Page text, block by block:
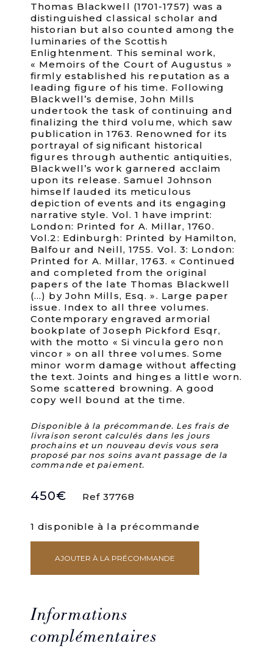
Thomas Blackwell (1701-1757) was a
distinguished classical scholar and
historian but also counted among the
luminaries of the Scottish
Enlightenment. This seminal work,
« Memoirs of the Court of Augustus »
firmly established his reputation as a
leading figure of his time. Following
Blackwell’s demise, John Mills
undertook the task of continuing and
finalizing the third volume, which saw
publication in 1763. Renowned for its
portrayal of significant historical
figures through authentic antiquities,
Blackwell’s work garnered acclaim
upon its release. Samuel Johnson
himself lauded its meticulous
depiction of events and its engaging
narrative style. Vol. 1 have imprint:
London: Printed for A. Millar, 1760.
Vol.2: Edinburgh: Printed by Hamilton,
Balfour and Neill, 1755. Vol. 3: London:
Printed for A. Millar, 1763. « Continued
and completed from the original
papers of the late Thomas Blackwell
(…) by John Mills, Esq. ». Large paper
issue. Index to all three volumes.
Contemporary engraved armorial
bookplate of Joseph Pickford Esqr,
with the motto « Si vincula gero non
vincor » on all three volumes. Some
minor worm damage without affecting
the text. Joints and hinges a little worn.
Some scattered browning. A good
copy well bound at the time.
Disponible à la précommande. Les frais de
livraison seront calculés dans les jours
prochains et un nouveau devis vous sera
proposé par nos soins avant passage de la
commande et paiement.
450€ Ref 37768
1 disponible à la précommande
quantité
de
the
Court
of
Augustus.
AJOUTER À LA PRÉCOMMANDE
Informations
complémentaires